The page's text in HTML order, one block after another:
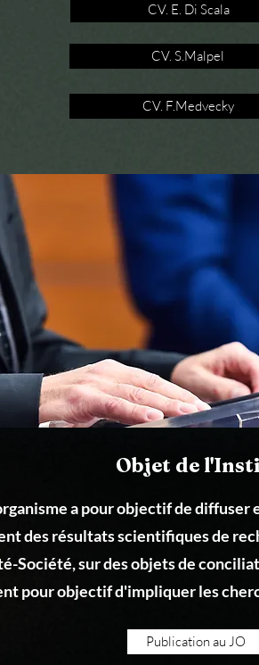
CV. E. Di Scala
CV. S.Malpel
CV. F.Medvecky
Objet de
a pour objectif de
des résultats scientifiques de
Société, sur des objets de
pour objectif d'impliquer les
Publication au JO